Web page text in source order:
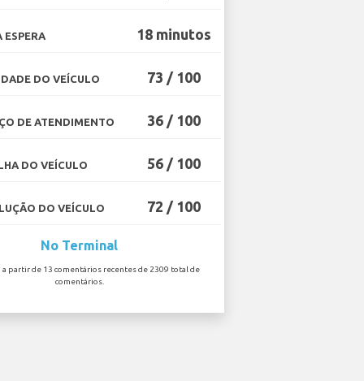
ESPERA 18 minutos
DO VEÍCULO 73 / 100
DE ATENDIMENTO 36 / 100
DO VEÍCULO 56 / 100
DO VEÍCULO 72 / 100
No Terminal
a partir de 13 comentários recentes de 2309 total de
comentários.